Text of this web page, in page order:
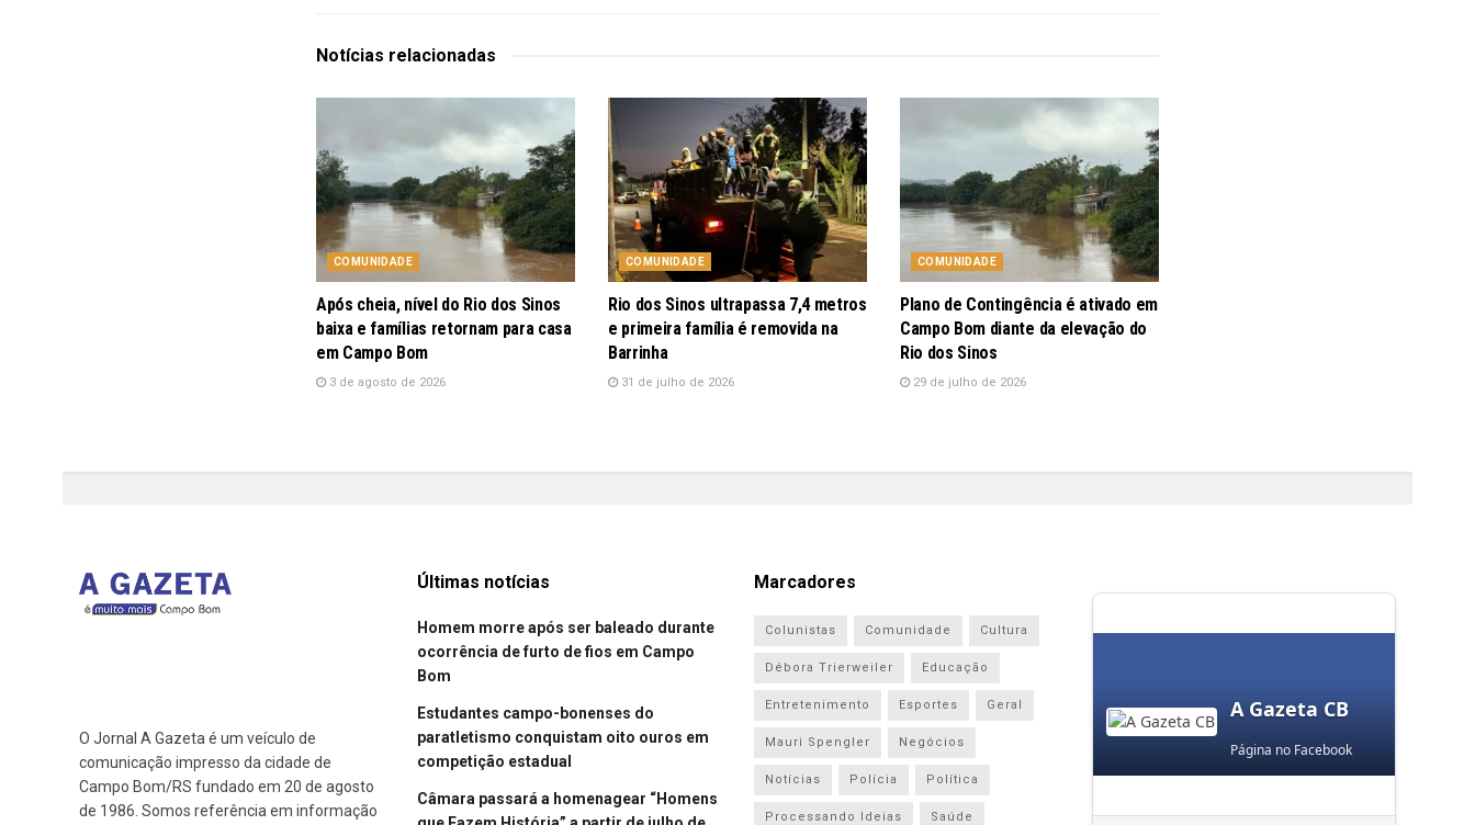
Notícias relacionadas
COMUNIDADE
Após cheia, nível do Rio dos Sinos
baixa e famílias retornam para casa
em Campo Bom
3 de agosto de 2026
COMUNIDADE
Rio dos Sinos ultrapassa 7,4 metros
e primeira família é removida na
Barrinha
31 de julho de 2026
COMUNIDADE
Plano de Contingência é ativado em
Campo Bom diante da elevação do
Rio dos Sinos
29 de julho de 2026
O Jornal A Gazeta é um veículo de
comunicação impresso da cidade de
Campo Bom/RS fundado em 20 de agosto
de 1986. Somos referência em informação
Últimas notícias
Homem morre após ser baleado durante
ocorrência de furto de fios em Campo
Bom
Estudantes campo-bonenses do
paratletismo conquistam oito ouros em
competição estadual
Câmara passará a homenagear “Homens
Marcadores
Colunistas Comunidade Cultura
Débora Trierweiler Educação
Entretenimento Esportes Geral
Mauri Spengler Negócios
Notícias Polícia Política
Processando Ideias Saúde
A Gazeta CB
Página no Facebook